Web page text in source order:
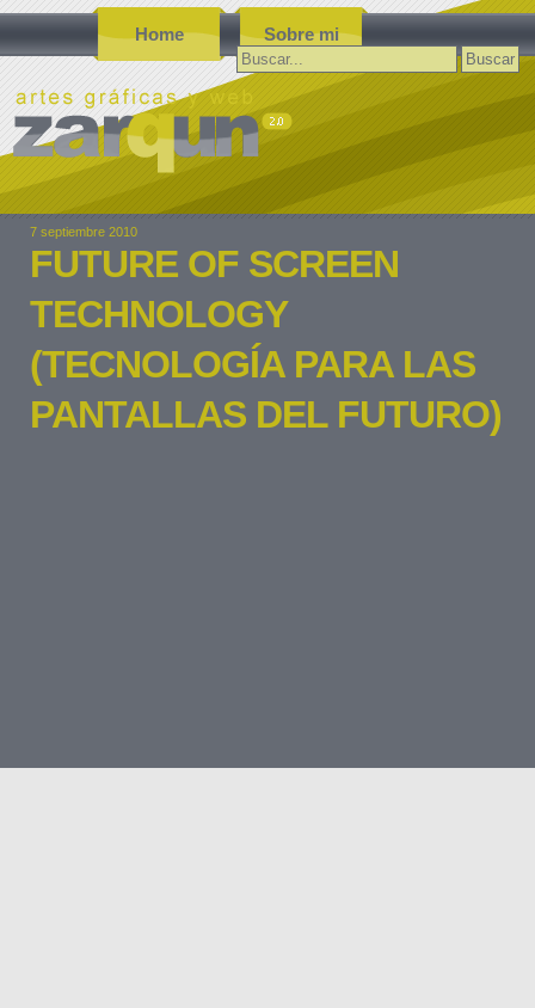
Home Sobre mi
Buscar:
7 septiembre 2010
FUTURE OF SCREEN
TECHNOLOGY
(TECNOLOGÍA PARA LAS
PANTALLAS DEL FUTURO)